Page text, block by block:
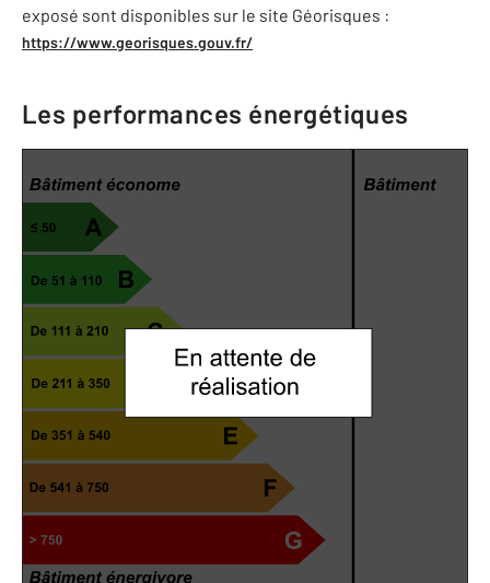
exposé sont disponibles sur le site Géorisques :
https://www.georisques.gouv.fr/
Les performances énergétiques